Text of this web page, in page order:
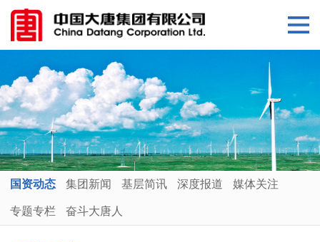
国资动态 集团新闻 基层简讯 深度报道 媒体关注
专题专栏 奋斗大唐人